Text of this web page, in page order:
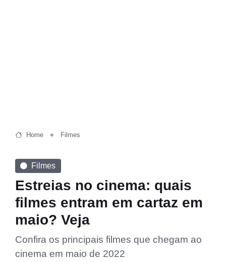
Home Filmes
Filmes
Estreias no cinema: quais
filmes entram em cartaz em
maio? Veja
Confira os principais filmes que chegam ao
cinema em maio de 2022